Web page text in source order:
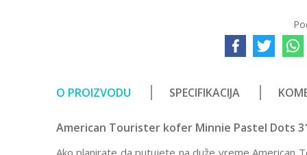
O PROIZVODU SPECIFIKACIJA
American Tourister kofer Minnie Pastel Dots
Ako planirate da putujete na duže vreme American